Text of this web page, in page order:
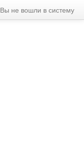
Вы не вошли в систему